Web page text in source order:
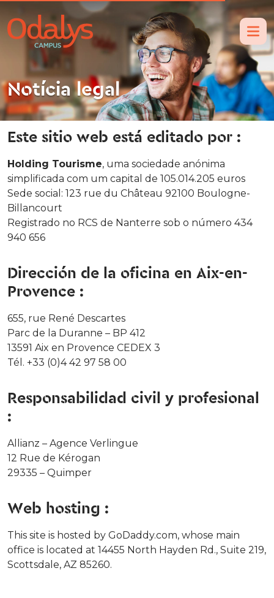
Notícia legal
Este sitio web está editado por :
Holding Tourisme, uma sociedade anónima
simplificada com um capital de 105.014.205 euros
Sede social: 123 rue du Château 92100 Boulogne-
Billancourt
Registrado no RCS de Nanterre sob o número 434
940 656
Dirección de la oficina en Aix-en-
Provence :
655, rue René Descartes
Parc de la Duranne – BP 412
13591 Aix en Provence CEDEX 3
Tél. +33 (0)4 42 97 58 00
Responsabilidad civil y profesional
:
Allianz – Agence Verlingue
12 Rue de Kérogan
29335 – Quimper
Web hosting :
This site is hosted by GoDaddy.com, whose main
office is located at 14455 North Hayden Rd., Suite 219,
Scottsdale, AZ 85260.